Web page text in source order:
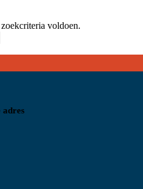
voldoen.
adres